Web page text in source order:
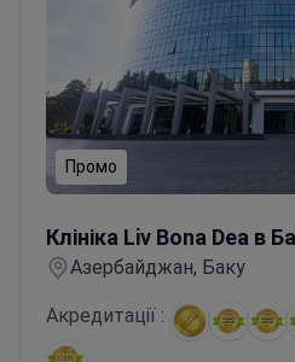
Промо
Клініка Liv Bona Dea в
Азербайджан, Баку
Акредитації :